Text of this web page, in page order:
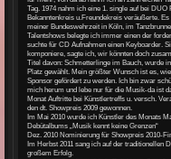
Tag. 1974 nahm ich eine 1. single auf bei
Bekanntenkreis u.Freundekreis veräußerte.
meiner Bundeswehrzeit in Köln, im
Talentshows belegte ich immer einen der
suchte für CD Aufnahmen einen Keyboarder.
komponiere, sagte ich, wir könnten doch
Titel davon: Schmetterlinge im Bauch, wurde
Platz gewählt. Mein größter Wunsch ist es,
Sponsor gefördert zu werden. Ich bin zwar
mich herum und lebe nur für die Musik-da ist
Monat Auftritte bei Künstlertreffs u. versch.
den dt. Showpreis 2009 gewonnen.
Im Mai 2010 wurde ich Künstler des Monats
Debütalbums „Musik kennt keine Grenzen“
Dez. 2010 Nominierung für Showpreis 2010-
Im Herbst 2011 sang ich auf der traditionellen
großem Erfolg.